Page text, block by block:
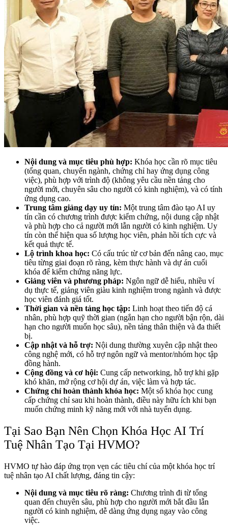
Nội dung và mục tiêu phù hợp: Khóa học cần rõ mục tiêu
(tổng quan, chuyển ngành, chứng chỉ hay ứng dụng công
việc), phù hợp với trình độ (không yêu cầu nền tảng cho
người mới, chuyên sâu cho người có kinh nghiệm), và có tính
ứng dụng cao.
Trung tâm giảng dạy uy tín: Một trung tâm đào tạo AI uy
tín cần có chương trình được kiểm chứng, nội dung cập nhật
và phù hợp cho cả người mới lẫn người có kinh nghiệm. Uy
tín còn thể hiện qua số lượng học viên, phản hồi tích cực và
kết quả thực tế.
Lộ trình khoa học: Có cấu trúc từ cơ bản đến nâng cao, mục
tiêu từng giai đoạn rõ ràng, kèm thực hành và dự án cuối
khóa để kiểm chứng năng lực.
Giảng viên và phương pháp: Ngôn ngữ dễ hiểu, nhiều ví
dụ thực tế, giảng viên giàu kinh nghiệm trong ngành và được
học viên đánh giá tốt.
Thời gian và nền tảng học tập: Linh hoạt theo tiến độ cá
nhân, phù hợp quỹ thời gian (ngắn hạn cho người bận rộn, dài
hạn cho người muốn học sâu), nền tảng thân thiện và đa thiết
bị.
Cập nhật và hỗ trợ: Nội dung thường xuyên cập nhật theo
công nghệ mới, có hỗ trợ ngôn ngữ và mentor/nhóm học tập
đồng hành.
Cộng đồng và cơ hội: Cung cấp networking, hỗ trợ khi gặp
khó khăn, mở rộng cơ hội dự án, việc làm và hợp tác.
Chứng chỉ hoàn thành khóa học: Một số khóa học cung
cấp chứng chỉ sau khi hoàn thành, điều này hữu ích khi bạn
muốn chứng minh kỹ năng mới với nhà tuyển dụng.
Tại Sao Bạn Nên Chọn Khóa Học AI Trí
Tuệ Nhân Tạo Tại HVMO?
HVMO tự hào đáp ứng trọn vẹn các tiêu chí của một khóa học trí
tuệ nhân tạo AI chất lượng, đáng tin cậy:
Nội dung và mục tiêu rõ ràng: Chương trình đi từ tổng
quan đến chuyên sâu, phù hợp cho người mới bắt đầu lẫn
người có kinh nghiệm, dễ dàng ứng dụng ngay vào công
việc.